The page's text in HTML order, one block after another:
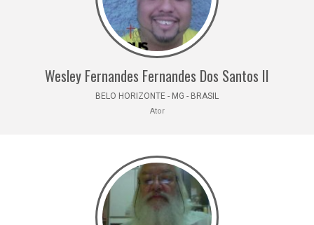
Wesley Fernandes Fernandes Dos Santos II
BELO HORIZONTE - MG - BRASIL
Ator